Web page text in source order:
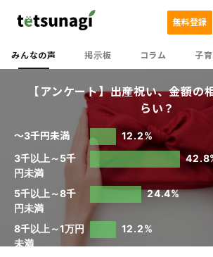
みんなの声 掲示板 コラム 子
無料登録
【アンケート】出産祝い、金額の
らい？
～3千円未満
12.2%
3千以上～5千
円未満
5千以上～8千
円未満
24.4%
8千以上～1万円
未満
12.2%